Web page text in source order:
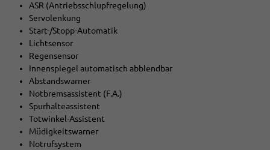
ASR (Antriebsschlupfregelung)
Servolenkung
Start-/Stopp-Automatik
Lichtsensor
Regensensor
Innenspiegel automatisch abblendbar
Abstandswarner
Notbremsassistent (F.A.)
Spurhalteassistent
Totwinkel-Assistent
Müdigkeitswarner
Notrufsystem